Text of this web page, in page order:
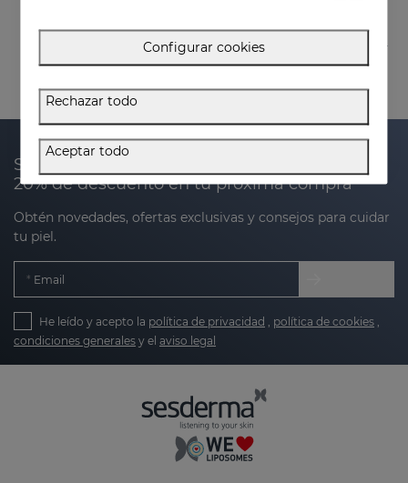
Suscríbete a nuestra newsletter y recibe un
20% de descuento en tu próxima compra
Obtén novedades, ofertas exclusivas y consejos para cuidar
tu piel.
Email
He leído y acepto la política de privacidad , política de cookies ,
condiciones generales y el aviso legal
Configurar cookies
Rechazar todo
Aceptar todo